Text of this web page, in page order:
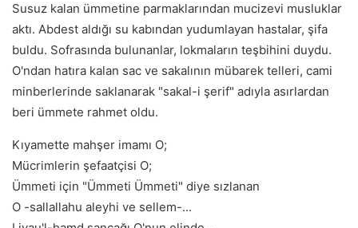
Susuz kalan ümmetine parmaklarından mucizevi musluklar
aktı. Abdest aldığı su kabından yudumlayan hastalar, şifa
buldu. Sofrasında bulunanlar, lokmaların teşbihini duydu.
O'ndan hatıra kalan sac ve sakalının mübarek telleri, cami
minberlerinde saklanarak "sakal-i şerif" adıyla asırlardan
beri ümmete rahmet oldu.
Kıyamette mahşer imamı O;
Mücrimlerin şefaatçisi O;
Ümmeti için "Ümmeti Ümmeti" diye sızlanan
O -sallallahu aleyhi ve sellem-...